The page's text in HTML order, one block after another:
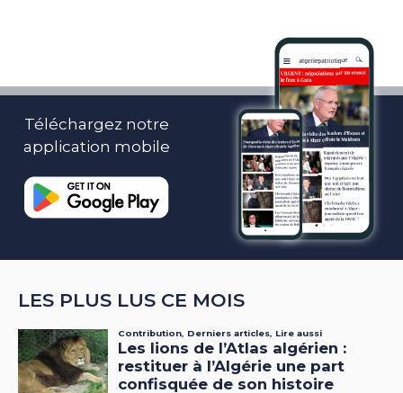
Téléchargez notre
application mobile
LES PLUS LUS CE MOIS